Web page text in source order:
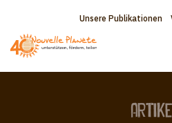
Inhalt
Topbar
menu
Unsere Publikationen
Artikel